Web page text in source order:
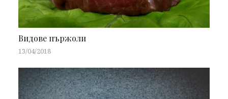
Видове пържоли
13/04/2018